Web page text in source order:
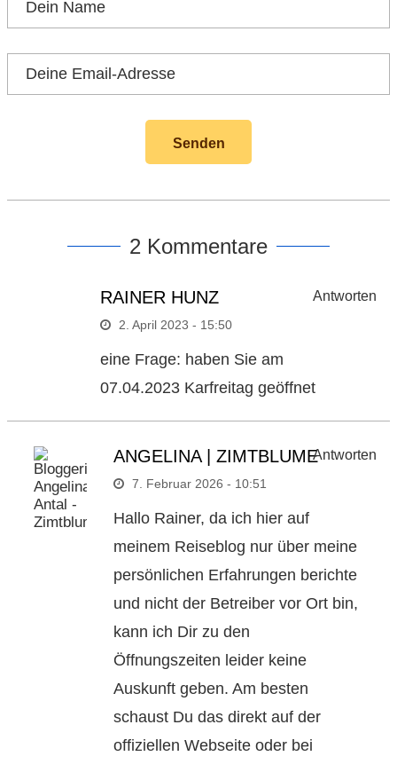
2 Kommentare
RAINER HUNZ
2. April 2023 - 15:50
eine Frage: haben Sie am
07.04.2023 Karfreitag geöffnet
Antworten
ANGELINA | ZIMTBLUME
7. Februar 2026 - 10:51
Hallo Rainer, da ich hier auf
meinem Reiseblog nur über meine
persönlichen Erfahrungen berichte
und nicht der Betreiber vor Ort bin,
kann ich Dir zu den
Öffnungszeiten leider keine
Auskunft geben. Am besten
schaust Du das direkt auf der
offiziellen Webseite oder bei
Antworten